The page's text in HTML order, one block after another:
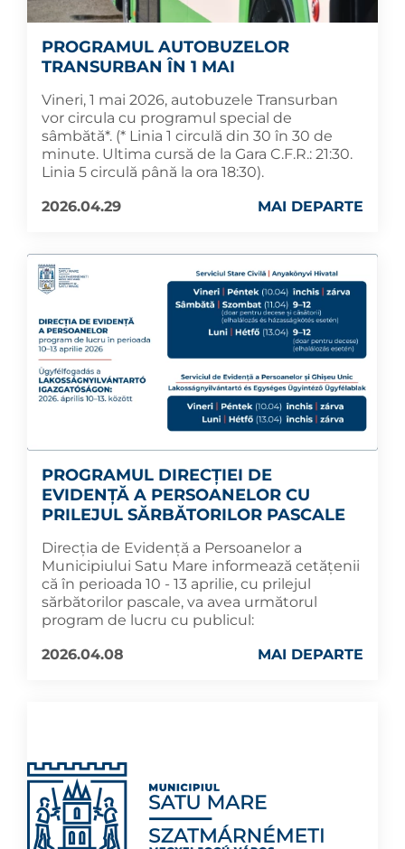
PROGRAMUL AUTOBUZELOR
TRANSURBAN ÎN 1 MAI
Vineri, 1 mai 2026, autobuzele Transurban
vor circula cu programul special de
sâmbătă*. (* Linia 1 circulă din 30 în 30 de
minute. Ultima cursă de la Gara C.F.R.: 21:30.
Linia 5 circulă până la ora 18:30).
2026.04.29
MAI DEPARTE
PROGRAMUL DIRECȚIEI DE
EVIDENȚĂ A PERSOANELOR CU
PRILEJUL SĂRBĂTORILOR PASCALE
Direcția de Evidență a Persoanelor a
Municipiului Satu Mare informează cetățenii
că în perioada 10 - 13 aprilie, cu prilejul
sărbătorilor pascale, va avea următorul
program de lucru cu publicul:
2026.04.08
MAI DEPARTE